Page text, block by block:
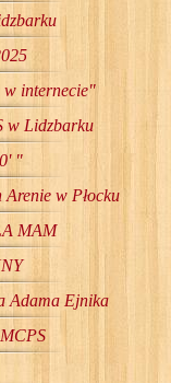
w internecie"
w Lidzbarku
"
w Płocku
MAM
Adama Ejnika